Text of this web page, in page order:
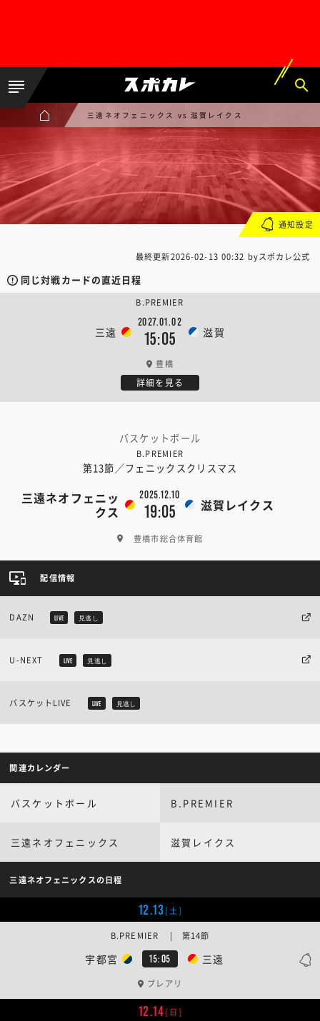
三遠ネオフェニックス vs 滋賀レイクス
最終更新2026-02-13 00:32 byスポカレ公式
同じ対戦カードの直近日程
三遠
2027.01.02
15:05 滋賀
B.PREMIER
豊橋
詳細を見る
バスケットボール
B.PREMIER
第13節／フェニックスクリスマス
三遠ネオフェニッ
クス
2025.12.10
19:05 滋賀レイクス
豊橋市総合体育館
通知設定
配信情報
DAZN LIVE 見逃し
U-NEXT LIVE 見逃し
バスケットLIVE LIVE 見逃し
関連カレンダー
バスケットボール B.PREMIER
三遠ネオフェニックス 滋賀レイクス
三遠ネオフェニックスの日程
12.13[土]
宇都宮 15:05 三遠
B.PREMIER | 第14節
ブレアリ
12.14[日]